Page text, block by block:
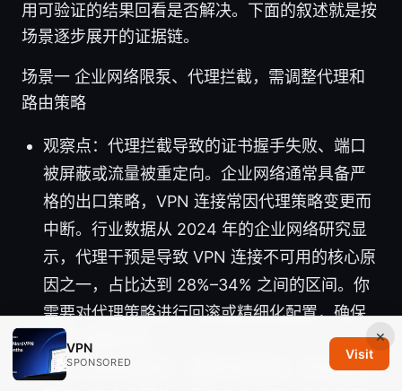
用可验证的结果回看是否解决。下面的叙述就是按
场景逐步展开的证据链。
场景一 企业网络限泵、代理拦截，需调整代理和
路由策略
观察点：代理拦截导致的证书握手失败、端口
被屏蔽或流量被重定向。企业网络通常具备严
格的出口策略，VPN 连接常因代理策略变更而
中断。行业数据从 2024 年的企业网络研究显
示，代理干预是导致 VPN 连接不可用的核心原
因之一，占比达到 28%–34% 之间的区间。你
需要对代理策略进行回滚或精细化配置，确保
VPN 流量走通。
可执行的修复要点：调整代理策略、优化路由
×
VPN
SPONSORED
Visit